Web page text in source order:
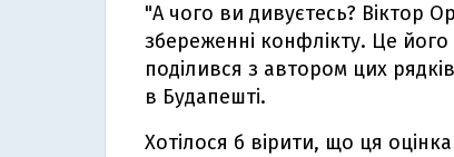
"А чого ви дивуєтесь? Віктор
збереженні конфлікту. Це
поділився з автором цих
в Будапешті.
Хотілося б вірити, що ця